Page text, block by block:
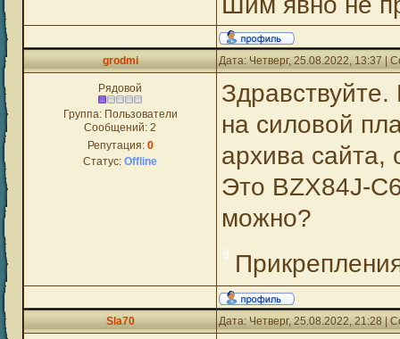
grodmi Дата: Четверг, 25.08.2022, 13:37 |
Рядовой
Группа: Пользователи
Сообщений: 2
Репутация: 0
Статус: Offline
на силовой
архива сайта,
Это BZX84J-
можно?
Sla70 Дата: Четверг, 25.08.2022, 21:28 |